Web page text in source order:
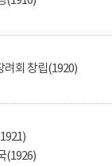
려회 창립(1920)
(1926)